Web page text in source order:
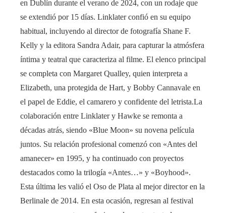
en Dublín durante el verano de 2024, con un rodaje que
se extendió por 15 días. Linklater confió en su equipo
habitual, incluyendo al director de fotografía Shane F.
Kelly y la editora Sandra Adair, para capturar la atmósfera
íntima y teatral que caracteriza al filme. El elenco principal
se completa con Margaret Qualley, quien interpreta a
Elizabeth, una protegida de Hart, y Bobby Cannavale en
el papel de Eddie, el camarero y confidente del letrista.La
colaboración entre Linklater y Hawke se remonta a
décadas atrás, siendo «Blue Moon» su novena película
juntos. Su relación profesional comenzó con «Antes del
amanecer» en 1995, y ha continuado con proyectos
destacados como la trilogía «Antes…» y «Boyhood».
Esta última les valió el Oso de Plata al mejor director en la
Berlinale de 2014. En esta ocasión, regresan al festival